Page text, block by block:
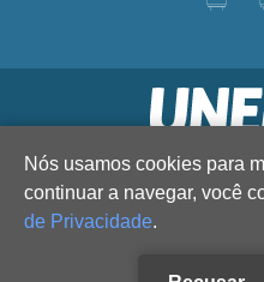
Nós usamos cookies para
continuar a navegar, você
de Privacidade.